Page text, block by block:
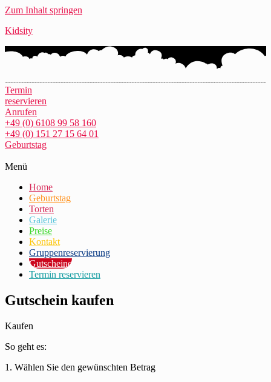
Zum Inhalt springen
Kidsity
Termin
reservieren
Anrufen
+49 (0) 6108 99 58 160
+49 (0) 151 27 15 64 01
Geburtstag
Menü
Home
Geburtstag
Torten
Galerie
Preise
Kontakt
Gruppenreservierung
Gutscheine
Termin reservieren
Gutschein kaufen
Kaufen
So geht es:
1. Wählen Sie den gewünschten Betrag